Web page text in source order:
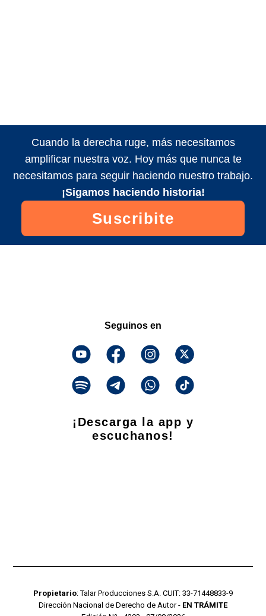
Cuando la derecha ruge, más necesitamos
amplificar nuestra voz. Hoy más que nunca te
necesitamos para seguir haciendo nuestro trabajo.
¡Sigamos haciendo historia!
Suscribite
Seguinos en
¡Descarga la app y
escuchanos!
Propietario: Talar Producciones S.A. CUIT: 33-71448833-9
Dirección Nacional de Derecho de Autor - EN TRÁMITE